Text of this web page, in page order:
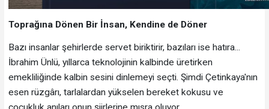
Toprağına Dönen Bir İnsan, Kendine de Döner
Bazı insanlar şehirlerde servet biriktirir, bazıları ise hatıra...
İbrahim Ünlü, yıllarca teknolojinin kalbinde üretirken
emekliliğinde kalbin sesini dinlemeyi seçti. Şimdi Çetinkaya'nın
esen rüzgârı, tarlalardan yükselen bereket kokusu ve